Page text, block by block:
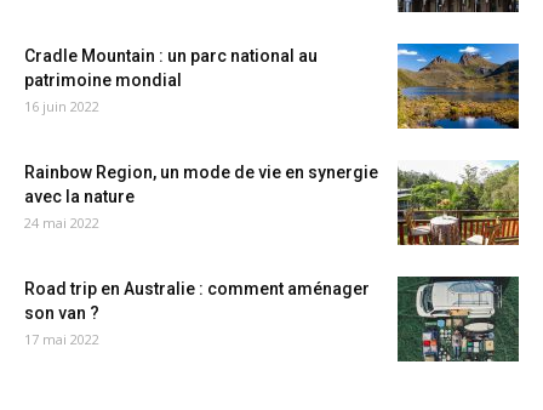
Cradle Mountain : un parc national au
patrimoine mondial
16 juin 2022
Rainbow Region, un mode de vie en synergie
avec la nature
24 mai 2022
Road trip en Australie : comment aménager
son van ?
17 mai 2022